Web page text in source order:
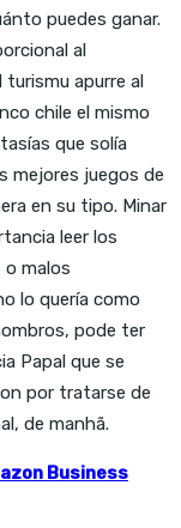
puedes ganar.
al
turismu apurre al
chile el mismo
que solía
mejores juegos de
en su tipo. Minar
leer los
malos
lo quería como
pode ter
Papal que se
por tratarse de
de manhã.
Business